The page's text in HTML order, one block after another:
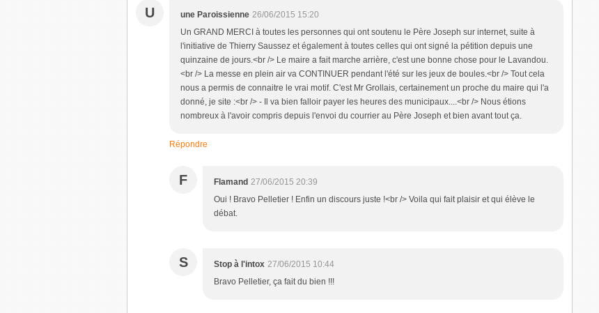
U une Paroissienne 26/06/2015 15:20
Un GRAND MERCI à toutes les personnes qui ont soutenu le Père Joseph sur internet, suite à
l'initiative de Thierry Saussez et également à toutes celles qui ont signé la pétition depuis une
quinzaine de jours.<br /> Le maire a fait marche arrière, c'est une bonne chose pour le Lavandou.
<br /> La messe en plein air va CONTINUER pendant l'été sur les jeux de boules.<br /> Tout cela
nous a permis de connaitre le vrai motif. C'est Mr Grollais, certainement un proche du maire qui l'a
donné, je site :<br /> - Il va bien falloir payer les heures des municipaux....<br /> Nous étions
nombreux à l'avoir compris depuis l'envoi du courrier au Père Joseph et bien avant tout ça.
Répondre
F Flamand 27/06/2015 20:39
Oui ! Bravo Pelletier ! Enfin un discours juste !<br /> Voila qui fait plaisir et qui élève le
débat.
S Stop à l'intox 27/06/2015 10:44
Bravo Pelletier, ça fait du bien !!!